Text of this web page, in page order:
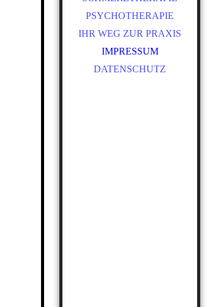
PSYCHOTHERAPIE
IHR WEG ZUR PRAXIS
IMPRESSUM
DATENSCHUTZ